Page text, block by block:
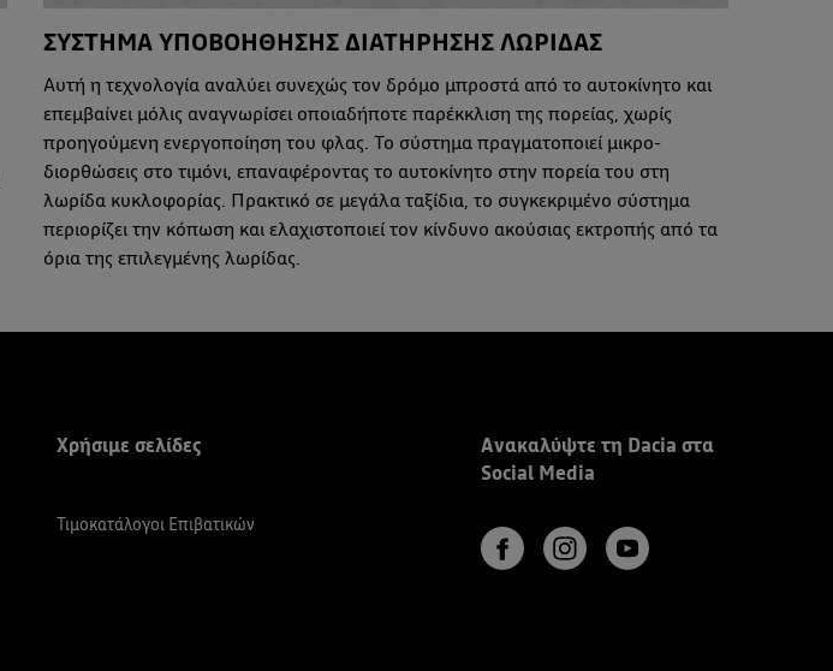
ΣΥΣΤΗΜΑ ΥΠΟΒΟΗΘΗΣΗΣ ΔΙΑΤΗΡΗΣΗΣ ΛΩΡΙΔΑΣ
Αυτή η τεχνολογία αναλύει συνεχώς τον δρόμο μπροστά από το αυτοκίνητο και
επεμβαίνει μόλις αναγνωρίσει οποιαδήποτε παρέκκλιση της πορείας, χωρίς
προηγούμενη ενεργοποίηση του φλας. Το σύστημα πραγματοποιεί μικρο-
διορθώσεις στο τιμόνι, επαναφέροντας το αυτοκίνητο στην πορεία του στη
λωρίδα κυκλοφορίας. Πρακτικό σε μεγάλα ταξίδια, το συγκεκριμένο σύστημα
περιορίζει την κόπωση και ελαχιστοποιεί τον κίνδυνο ακούσιας εκτροπής από τα
όρια της επιλεγμένης λωρίδας.